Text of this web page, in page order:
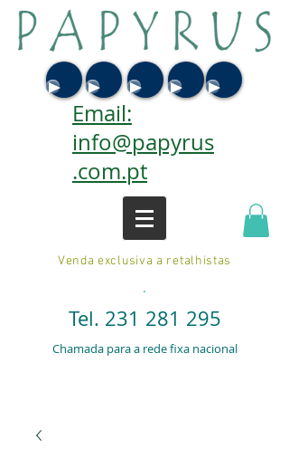
Email:
info@papyrus
.com.pt
Venda exclusiva a retalhistas
.
Tel. 231 281 295
Chamada para a rede fixa nacional